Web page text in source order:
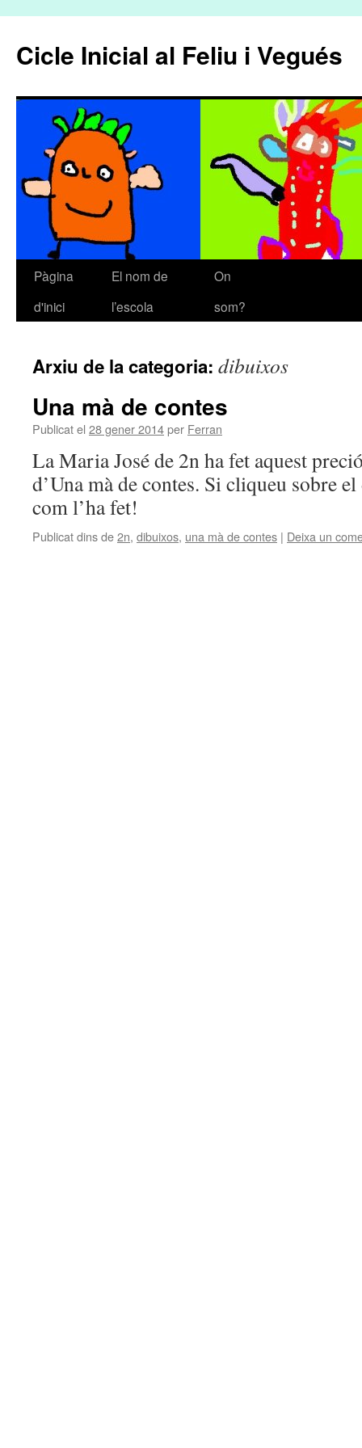
Cicle Inicial al Feliu i Vegués
Vés
Pàgina
d'inici
El nom de
l’escola
On
som?
Arxiu de la categoria: dibuixos
Una mà de contes
Publicat el 28 gener 2014per Ferran
La Maria José de 2n ha fet aquest
d’Una mà de contes. Si cliqueu sobre
com l’ha fet!
Publicat dins de2n, dibuixos, una mà de contes | Deixa un